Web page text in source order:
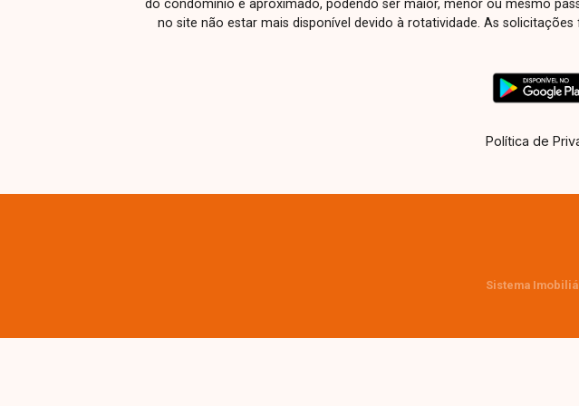
Naves de
Marino Neto,
Mônica
do condomínio é aproximado, podendo ser maior, menor ou mesmo
no site não estar mais disponível devido à rotatividade. As
Política de
Sistema